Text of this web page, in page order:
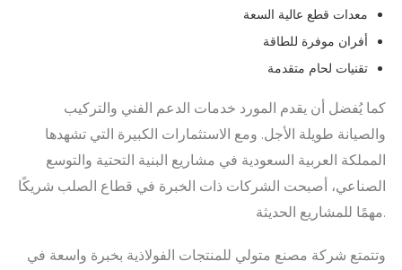
معدات قطع عالية السعة
أفران موفرة للطاقة
تقنيات لحام متقدمة
كما يُفضل أن يقدم المورد خدمات الدعم الفني والتركيب
والصيانة طويلة الأجل. ومع الاستثمارات الكبيرة التي تشهدها
المملكة العربية السعودية في مشاريع البنية التحتية والتوسع
الصناعي، أصبحت الشركات ذات الخبرة في قطاع الصلب شريكًا
مهمًا للمشاريع الحديثة.
وتتمتع شركة مصنع متولي للمنتجات الفولاذية بخبرة واسعة في